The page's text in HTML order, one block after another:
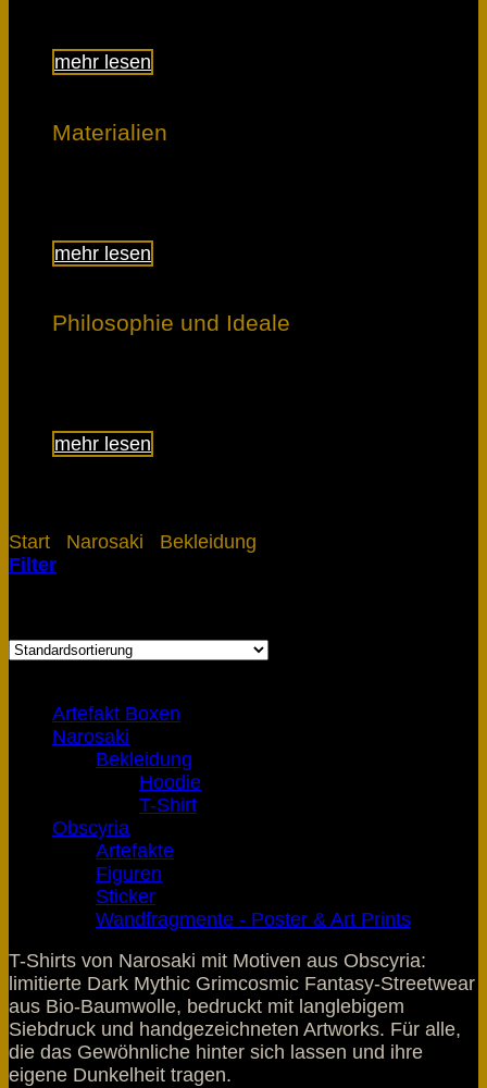
mehr lesen
Materialien
mehr lesen
Philosophie und Ideale
mehr lesen
Start Narosaki Bekleidung
Filter
Artefakt Boxen
Narosaki
Bekleidung
Hoodie
T-Shirt
Obscyria
Artefakte
Figuren
Sticker
Wandfragmente - Poster & Art Prints
T-Shirts von Narosaki mit Motiven aus Obscyria:
limitierte Dark Mythic Grimcosmic Fantasy-Streetwear
aus Bio-Baumwolle, bedruckt mit langlebigem
Siebdruck und handgezeichneten Artworks. Für alle,
die das Gewöhnliche hinter sich lassen und ihre
eigene Dunkelheit tragen.